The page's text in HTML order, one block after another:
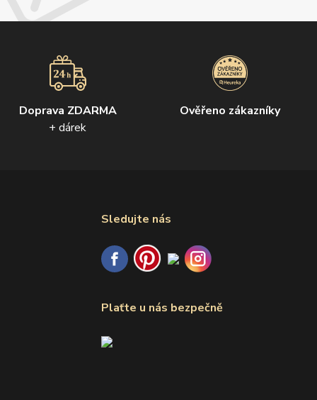
Doprava ZDARMA
+ dárek
Ověřeno zákazníky
Sledujte nás
Plaťte u nás bezpečně